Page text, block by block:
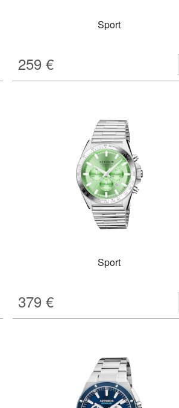
Sport
259 €
Sport
379 €